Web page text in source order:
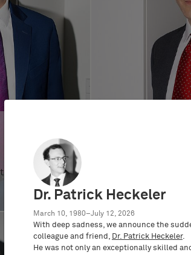
Dr. Patrick Heckeler
March 10, 1980–July 12, 2026
With deep sadness, we announce the
colleague and friend, Dr. Patrick Heckeler.
He was not only an exceptionally skilled